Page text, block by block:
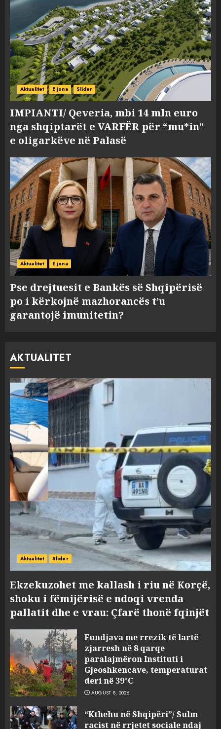
Aktualitet E jona Slider
IMPIANTI/ Qeveria, mbi 14 mln euro
nga shqiptarët e VARFËR për “mu*in”
e oligarkëve në Palasë
Aktualitet E jona
Pse drejtuesit e Bankës së Shqipërisë
po i kërkojnë mazhorancës t’u
garantojë imunitetin?
AKTUALITET
Aktualitet Slider
Ekzekuzohet me kallash i riu në Korçë,
shoku i fëmijërisë e ndoqi vrenda
pallatit dhe e vrau: Çfarë thonë fqinjët
Fundjava me rrezik të lartë
zjarresh në 8 qarqe
paralajmëron Instituti i
Gjeoshkencave, temperaturat
deri në 39°C
AUGUST 8, 2026
“Kthehu në Shqipëri”/ Sulm
racist në rrjetet sociale ndaj